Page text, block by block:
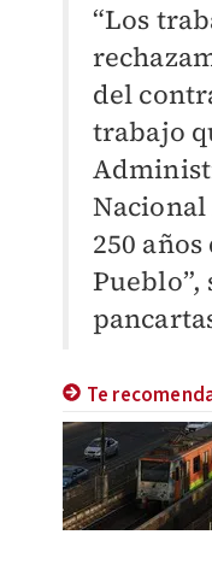
“Los
del
trabajo
250
Pueblo”,
Te